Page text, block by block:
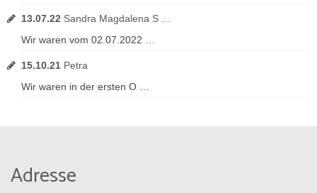
13.07.22 Sandra Magdalena S …
Wir waren vom 02.07.2022 …
15.10.21 Petra
Wir waren in der ersten O …
Adresse